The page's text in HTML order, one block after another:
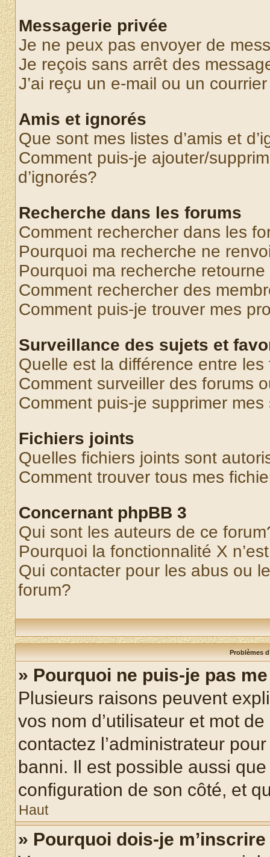
Messagerie privée
Je ne peux pas envoyer de
Je reçois sans arrêt des
J’ai reçu un e-mail ou un
Amis et ignorés
Que sont mes listes d’amis et
Comment puis-je ajouter/
d’ignorés?
Recherche dans les forums
Comment rechercher dans les
Pourquoi ma recherche ne
Pourquoi ma recherche
Comment rechercher des
Comment puis-je trouver mes
Surveillance des sujets et
Quelle est la différence entre
Comment surveiller des forums
Comment puis-je supprimer
Fichiers joints
Quelles fichiers joints sont
Comment trouver tous mes
Concernant phpBB 3
Qui sont les auteurs de ce
Pourquoi la fonctionnalité X
Qui contacter pour les abus ou
forum?
Problèmes
» Pourquoi ne puis-je pas
Plusieurs raisons peuvent
vos nom d’utilisateur et mot
contactez l’administrateur
banni. Il est possible aussi
configuration de son côté, et
Haut
» Pourquoi dois-je